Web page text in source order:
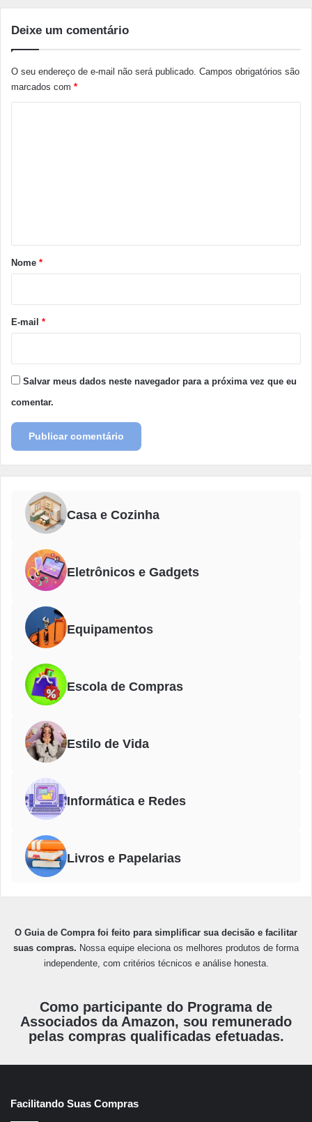
Deixe um comentário
O seu endereço de e-mail não será publicado. Campos obrigatórios são
marcados com *
r
*
Nome *
E-mail *
Salvar meus dados neste navegador para a próxima vez que eu
comentar.
Casa e Cozinha
Eletrônicos e Gadgets
Equipamentos
Escola de Compras
Estilo de Vida
Informática e Redes
Livros e Papelarias
O Guia de Compra foi feito para simplificar sua decisão e facilitar
suas compras. Nossa equipe eleciona os melhores produtos de forma
independente, com critérios técnicos e análise honesta.
Como participante do Programa de
Associados da Amazon, sou remunerado
pelas compras qualificadas efetuadas.
Facilitando Suas Compras